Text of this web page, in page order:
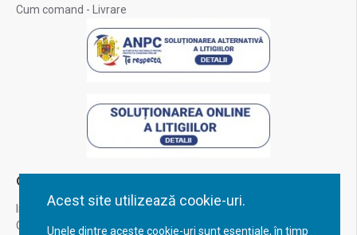
Acest site utilizează cookie-uri.
Unele dintre aceste cookie-uri sunt esențiale, în timp
Cum comand - Livrare
Contul Meu
Inregistrare
Contul meu